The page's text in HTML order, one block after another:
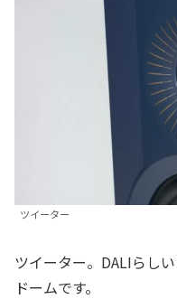
ツイーター
ツイーター。DALIらし
ドームです。